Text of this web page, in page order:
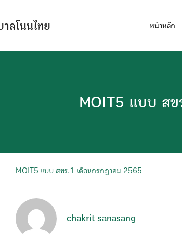
าลโนนไทย หน้าหลัก
MOIT5 แบบ ส
MOIT5 แบบ สขร.1 เดือนกรกฎาคม 2565
chakrit sanasang